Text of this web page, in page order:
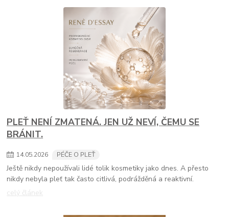
PLEŤ NENÍ ZMATENÁ. JEN UŽ NEVÍ, ČEMU SE
BRÁNIT.
14.05.2026 PÉČE O PLEŤ
Ještě nikdy nepoužívali lidé tolik kosmetiky jako dnes. A přesto
nikdy nebyla pleť tak často citlivá, podrážděná a reaktivní.
celý článek